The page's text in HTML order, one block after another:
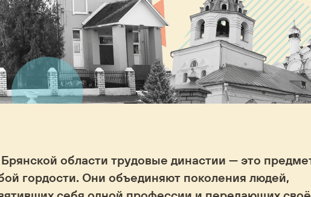
области трудовые династии — это
гордости. Они объединяют поколения людей,